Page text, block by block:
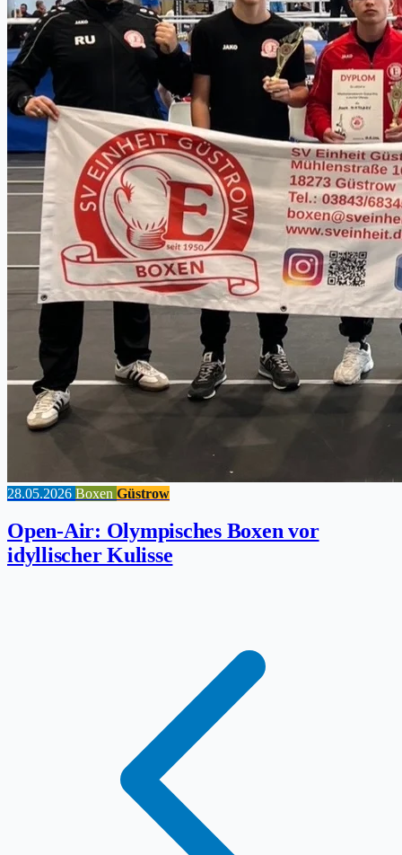
28.05.2026 Boxen Güstrow
Open-Air: Olympisches Boxen vor
idyllischer Kulisse